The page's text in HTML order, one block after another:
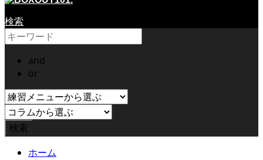
検索
and
or
ホーム